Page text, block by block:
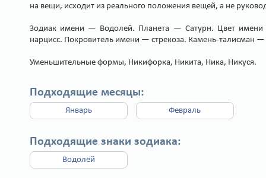
на вещи, исходит из реального положения вещей, а не
Зодиак имени — Водолей. Планета — Сатурн. Цвет имени
нарцисс. Покровитель имени — стрекоза. Камень-талисман
Уменьшительные формы, Никифорка, Никита, Ника, Никуся.
Подходящие месяцы:
Январь Февраль
Подходящие знаки зодиака:
Водолей